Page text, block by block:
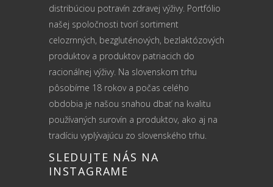
distribúciou potravín zdravej výživy. Portfólio
našej spoločnosti tvorí sortiment
celozrnných, bezgluténových, bezlaktózových
produktov a produktov patriacich do
racionálnej výživy. Na slovenskom trhu
pôsobíme 18 rokov a počas celého
obdobia je našou snahou dbať na kvalitu
používaných surovín a produktov, ako aj na
tradíciu vyplývajúcu zo slovenského trhu.
SLEDUJTE NÁS NA
INSTAGRAME